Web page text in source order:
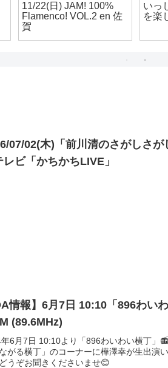
11/22(日) JAM! 100%
Flamenco! VOL.2 en 佐
賀
いっ
を楽
07/02(木)「前川清のさがしさが
レビ「かちかちLIVE」
情報】6月7日 10:10「896わい
(89.6MHz)
6月7日 10:10より「896わいわい横丁」
ながる横丁」のコーナーに樺澤幸が生出演
うぞお聞きくださいませ😊